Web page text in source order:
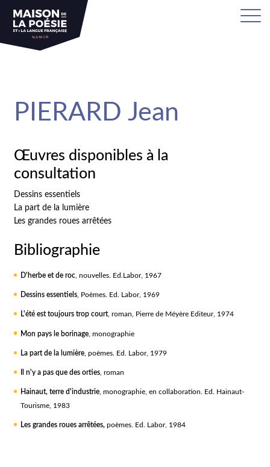
PIERARD Jean
Œuvres disponibles à la
consultation
Dessins essentiels
La part de la lumière
Les grandes roues arrêtées
Bibliographie
D'herbe et de roc, nouvelles. Ed.Labor, 1967
Dessins essentiels, Poèmes. Ed. Labor, 1969
L'été est toujours trop court, roman, Pierre de Méyère Editeur, 1974
Mon pays le borinage, monographie
La part de la lumière, poèmes. Ed. Labor, 1979
Il n'y a pas que des orties, roman
Hainaut, terre d'industrie, monographie, en collaboration. Ed. Hainaut-
Tourisme, 1983
Les grandes roues arrêtées, poèmes. Ed. Labor, 1984